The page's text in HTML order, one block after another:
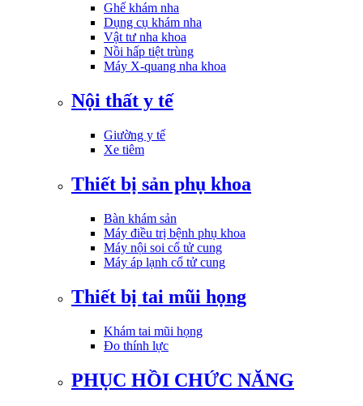
Ghế khám nha
Dụng cụ khám nha
Vật tư nha khoa
Nồi hấp tiệt trùng
Máy X-quang nha khoa
Nội thất y tế
Giường y tế
Xe tiêm
Thiết bị sản phụ khoa
Bàn khám sản
Máy điều trị bệnh phụ khoa
Máy nội soi cổ tử cung
Máy áp lạnh cổ tử cung
Thiết bị tai mũi họng
Khám tai mũi họng
Đo thính lực
PHỤC HỒI CHỨC NĂNG